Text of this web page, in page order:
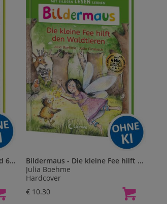
Das magische Baumhaus (Band 63) - Die letzten Wildpferde
Bildermaus - Die kleine Fee hilft den Waldtieren
Julia Boehme
Hardcover
€ 10.30